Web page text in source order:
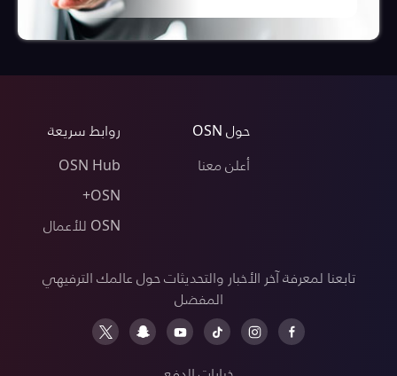
حول OSN
أعلن معنا
روابط سريعة
OSN Hub
OSN+
OSN للأعمال
تابعنا لمعرفة آخر الأخبار والتحديثات حول عالمك الترفيهي
المفضل